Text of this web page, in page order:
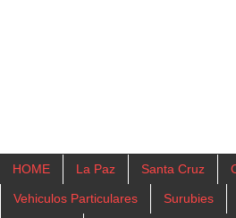
HOME La Paz Santa Cruz
Vehiculos Particulares Surubies